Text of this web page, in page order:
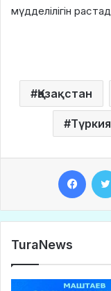
мүдделілігін
Қазақстан
Түркия
TuraNews